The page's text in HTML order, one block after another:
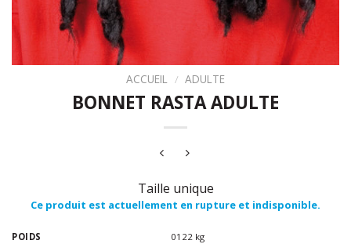
ACCUEIL / ADULTE
BONNET RASTA ADULTE
Taille unique
Ce produit est actuellement en rupture et indisponible.
POIDS 0122 kg